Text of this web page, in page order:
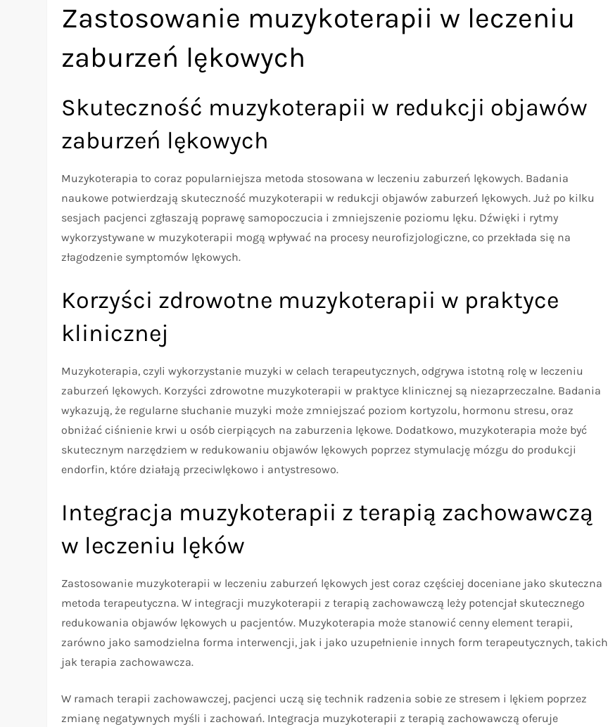
Zastosowanie muzykoterapii w leczeniu
zaburzeń lękowych
Skuteczność muzykoterapii w redukcji objawów
zaburzeń lękowych
Muzykoterapia to coraz popularniejsza metoda stosowana w leczeniu zaburzeń lękowych. Badania
naukowe potwierdzają skuteczność muzykoterapii w redukcji objawów zaburzeń lękowych. Już po kilku
sesjach pacjenci zgłaszają poprawę samopoczucia i zmniejszenie poziomu lęku. Dźwięki i rytmy
wykorzystywane w muzykoterapii mogą wpływać na procesy neurofizjologiczne, co przekłada się na
złagodzenie symptomów lękowych.
Korzyści zdrowotne muzykoterapii w praktyce
klinicznej
Muzykoterapia, czyli wykorzystanie muzyki w celach terapeutycznych, odgrywa istotną rolę w leczeniu
zaburzeń lękowych. Korzyści zdrowotne muzykoterapii w praktyce klinicznej są niezaprzeczalne. Badania
wykazują, że regularne słuchanie muzyki może zmniejszać poziom kortyzolu, hormonu stresu, oraz
obniżać ciśnienie krwi u osób cierpiących na zaburzenia lękowe. Dodatkowo, muzykoterapia może być
skutecznym narzędziem w redukowaniu objawów lękowych poprzez stymulację mózgu do produkcji
endorfin, które działają przeciwlękowo i antystresowo.
Integracja muzykoterapii z terapią zachowawczą
w leczeniu lęków
Zastosowanie muzykoterapii w leczeniu zaburzeń lękowych jest coraz częściej doceniane jako skuteczna
metoda terapeutyczna. W integracji muzykoterapii z terapią zachowawczą leży potencjał skutecznego
redukowania objawów lękowych u pacjentów. Muzykoterapia może stanowić cenny element terapii,
zarówno jako samodzielna forma interwencji, jak i jako uzupełnienie innych form terapeutycznych, takich
jak terapia zachowawcza.
W ramach terapii zachowawczej, pacjenci uczą się technik radzenia sobie ze stresem i lękiem poprzez
zmianę negatywnych myśli i zachowań. Integracja muzykoterapii z terapią zachowawczą oferuje